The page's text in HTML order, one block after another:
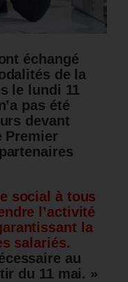
échangé
de la
le lundi 11
pas été
devant
Premier
social à tous
l’activité
la
salariés.
au
du 11 mai. »